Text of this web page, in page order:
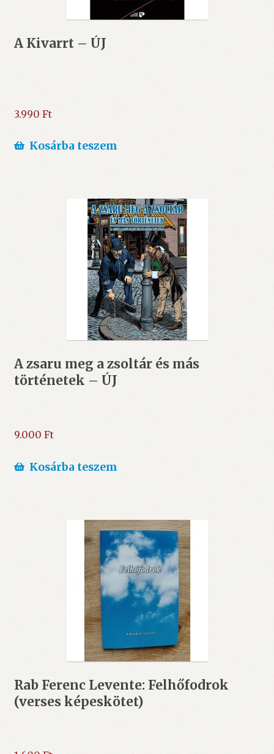
A Kivarrt – ÚJ
3.990 Ft
Kosárba teszem
A zsaru meg a zsoltár és más
történetek – ÚJ
9.000 Ft
Kosárba teszem
Rab Ferenc Levente: Felhőfodrok
(verses képeskötet)